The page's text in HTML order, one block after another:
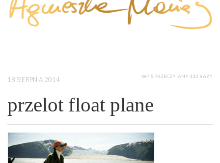
18 SIERPNIA 2014 WPIS PRZECZYTANY 332 RAZY
przelot float plane